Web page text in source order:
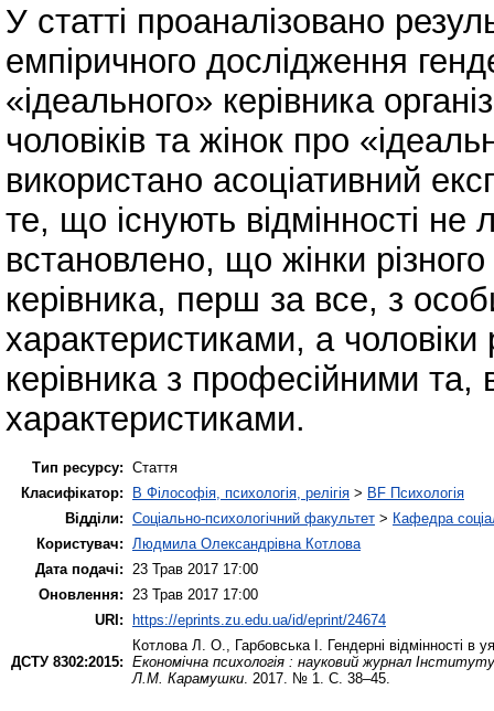
У статті проаналізовано
емпіричного дослідження
«ідеального» керівника
чоловіків та жінок про
використано асоціативний
те, що існують відмінності
встановлено, що жінки
керівника, перш за все, з
характеристиками, а чоловіки
керівника з професійними та,
характеристиками.
Тип ресурсу: Стаття
Класифікатор:
B Філософія, психологія, релігія > BF Психологія
Відділи: Соціально-психологічний факультет > Кафедра
Користувач:
Людмила Олександрівна Котлова
Дата подачі:
23 Трав 2017 17:00
Оновлення:
23 Трав 2017 17:00
URI: https://eprints.zu.edu.ua/id/eprint/24674
ДСТУ 8302:2015:
Котлова Л. О. Гарбовська І.
Гендерні відмінності в
Економічна психологія : науковий журнал
Л.М. Карамушки . 2017. № 1. С. 38–45.